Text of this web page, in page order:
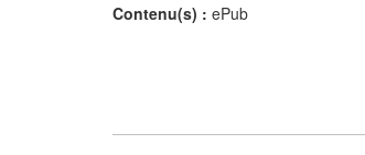
Contenu(s) : ePub